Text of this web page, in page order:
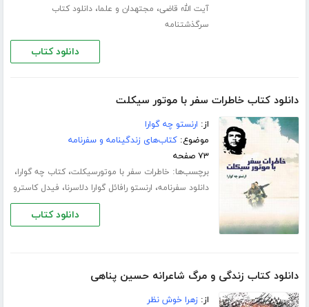
آیت الله قاضی، مجتهدان و علما،دانلود کتاب
سرگذشتنامه
دانلود کتاب
دانلود کتاب خاطرات سفر با موتور سیکلت
از: ارنستو چه گوارا
موضوع:کتاب‌های زندگینامه و سفرنامه
۷۳ صفحه
برچسب‌ها: خاطرات سفر با موتورسیکلت،کتاب چه گوارا،
دانلود سفرنامه، ارنستو رافائل گوارا دلاسرنا، فیدل کاسترو
دانلود کتاب
دانلود کتاب زندگی و مرگ شاعرانه حسین پناهی
از:زهرا خوش نظر